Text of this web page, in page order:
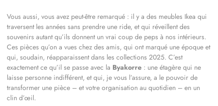
Vous aussi, vous avez peut-être remarqué : il y a des meubles Ikea qui
traversent les années sans prendre une ride, et qui réveillent des
souvenirs autant qu’ils donnent un vrai coup de peps à nos intérieurs.
Ces pièces qu’on a vues chez des amis, qui ont marqué une époque et
qui, soudain, réapparaissent dans les collections 2025. C’est
exactement ce qu’il se passe avec la Byakorre : une étagère qui ne
laisse personne indifférent, et qui, je vous l’assure, a le pouvoir de
transformer une pièce – et votre organisation au quotidien – en un
clin d’œil.